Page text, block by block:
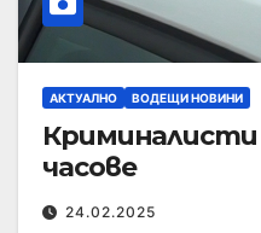
АКТУАЛНО ВОДЕЩИ НОВИНИ
Криминалисти
часове
24.02.2025